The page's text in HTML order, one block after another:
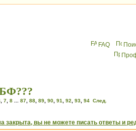
FAQ
7 8 87 88 89 90 91 92 93 94 След.